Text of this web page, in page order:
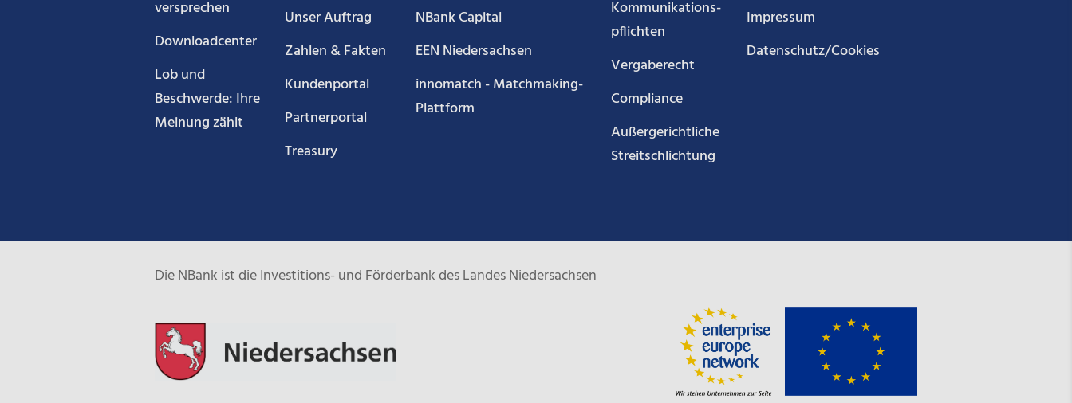
versprechen
Downloadcenter
Lob und
Beschwerde: Ihre
Meinung zählt
Unser Auftrag
Zahlen & Fakten
Kundenportal
Partnerportal
Treasury
NBank Capital
EEN Niedersachsen
innomatch - Matchmaking-
Plattform
Kommunikations­
pflichten
Vergaberecht
Compliance
Außergerichtliche
Streitschlichtung
Impressum
Datenschutz/Cookies
Die NBank ist die Investitions- und Förderbank des Landes Niedersachsen